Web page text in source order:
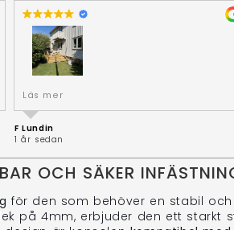
för ett altanprojekt. Smidig leverans
och retur men framförallt enormt
snabb och stabil grundsättning med
Helixsystemet. Aldrig mer några gjutna
Stort tack för ditt fantastiska ⭐⭐⭐⭐⭐
omdöme och den fina bilden, Filip!
Läs mer
F Lundin
1 år sedan
OCH SÄKER
för den som behöver en stabil
på 4mm, erbjuder den ett starkt